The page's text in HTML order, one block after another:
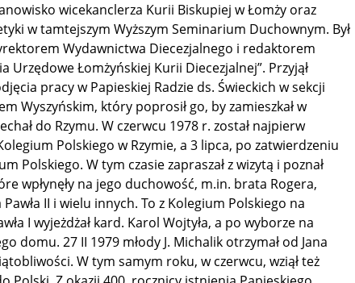
wicekanclerza Kurii Biskupiej w Łomży oraz
w tamtejszym Wyższym Seminarium Duchownym. Był
Wydawnictwa Diecezjalnego i redaktorem
Urzędowe Łomżyńskiej Kurii Diecezjalnej”. Przyjął
pracy w Papieskiej Radzie ds. Świeckich w sekcji
Wyszyńskim, który poprosił go, by zamieszkał w
do Rzymu. W czerwcu 1978 r. został najpierw
Polskiego w Rzymie, a 3 lipca, po zatwierdzeniu
Polskiego. W tym czasie zapraszał z wizytą i poznał
wpłynęły na jego duchowość, m.in. brata Rogera,
II i wielu innych. To z Kolegium Polskiego na
I wyjeżdżał kard. Karol Wojtyła, a po wyborze na
domu. 27 II 1979 młody J. Michalik otrzymał od Jana
W tym samym roku, w czerwcu, wziął też